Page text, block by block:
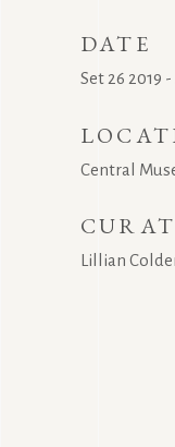
DATE
Set 26 2019
Central
Lillian